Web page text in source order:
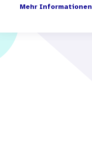
Mehr Informationen